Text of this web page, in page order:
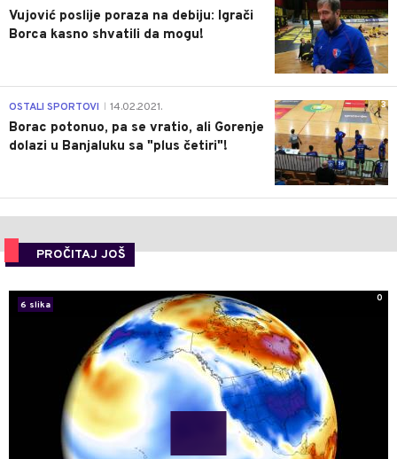
Vujović poslije poraza na debiju: Igrači
Borca kasno shvatili da mogu!
3
OSTALI SPORTOVI 14.02.2021.
Borac potonuo, pa se vratio, ali Gorenje
dolazi u Banjaluku sa "plus četiri"!
PROČITAJ JOŠ
6 slika
0